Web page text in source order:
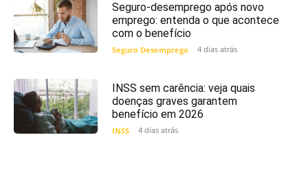
Seguro-desemprego após novo
emprego: entenda o que acontece
com o benefício
Seguro Desemprego 4 dias atrás
INSS sem carência: veja quais
doenças graves garantem
benefício em 2026
INSS 4 dias atrás